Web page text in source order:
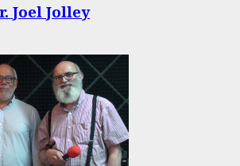
Joel Jolley